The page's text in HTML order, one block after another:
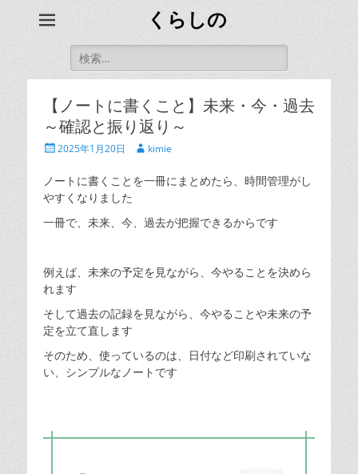
くらしの
検
索:
【ノートに書くこと】未来・今・過去
～確認と振り返り～
投
日
2025年1月20日
投
者
kimie
ノートに書くことを一冊にまとめたら、時間管理がし
やすくなりました
一冊で、未来、今、過去が把握できるからです
例えば、未来の予定を見ながら、今やることを決めら
れます
そして過去の記録を見ながら、今やることや未来の予
定を立て直します
そのため、使っているのは、日付など印刷されていな
い、シンプルなノートです